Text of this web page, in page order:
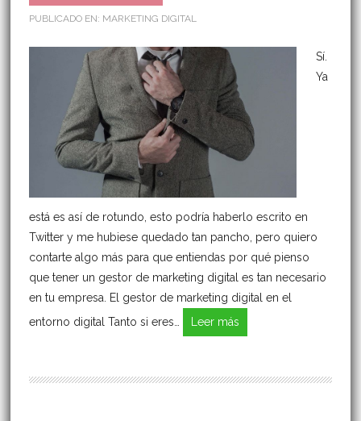
PUBLICADO EN: MARKETING DIGITAL
Sí.
Ya
está es así de rotundo, esto podría haberlo escrito en
Twitter y me hubiese quedado tan pancho, pero quiero
contarte algo más para que entiendas por qué pienso
que tener un gestor de marketing digital es tan necesario
en tu empresa. El gestor de marketing digital en el
entorno digital Tanto si eres…
Leer más